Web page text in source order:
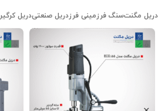
دریل مگنتسنگ فرزمینی فرزدریل صنعتیدریل کرگیر